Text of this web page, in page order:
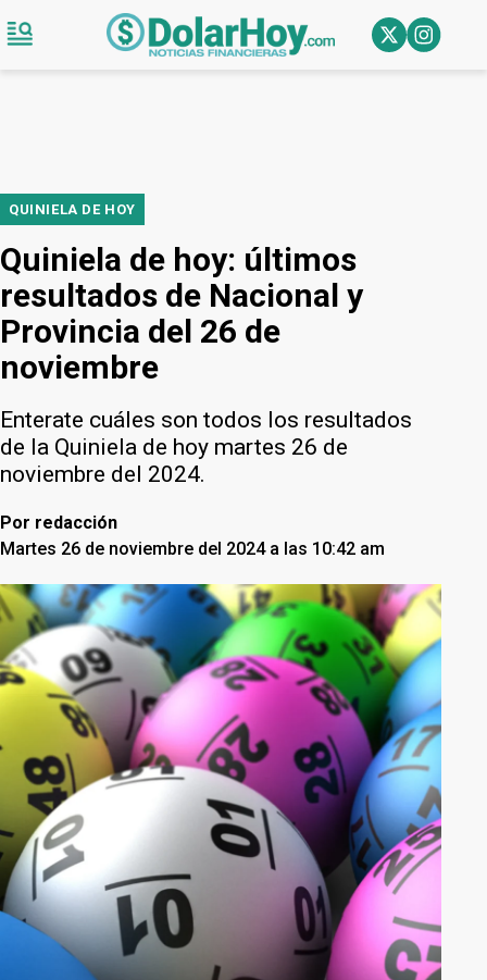
QUINIELA DE HOY
Quiniela de hoy: últimos
resultados de Nacional y
Provincia del 26 de
noviembre
Enterate cuáles son todos los resultados
de la Quiniela de hoy martes 26 de
noviembre del 2024.
Por redacción
Martes 26 de noviembre del 2024 a las 10:42 am